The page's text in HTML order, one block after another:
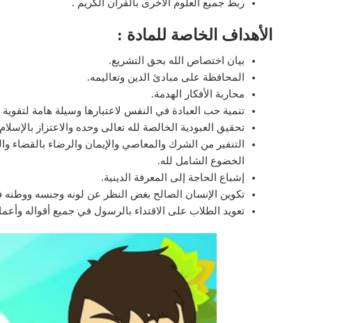
ربط جميع العلوم الأخرى بالقرآن الكريم .
الأهداف الخاصة للمادة :
بيان اختصاص الله بحق التشريع.
المحافظة على مبادئ الدين وتعاليمه.
محاربة الأفكار الهدمة.
تنمية حب العبادة في النفس لاعتبارها وسيلة هامة لتقوية
تحقيق العبودية الخالصة لله تعالى وحده والاعتزاز
التنفير من الشرك والمعاصي والإيمان والرضاء بالقضاء
الخضوع الشامل لله.
إشباع الحاجة إلى المعرفة الدينية.
تكوين الإنسان الصالح بغض النظر عن لونه وجنسه ووطنه
تعويد الطلاب على الاقتداء بالرسول في جميع أقواله